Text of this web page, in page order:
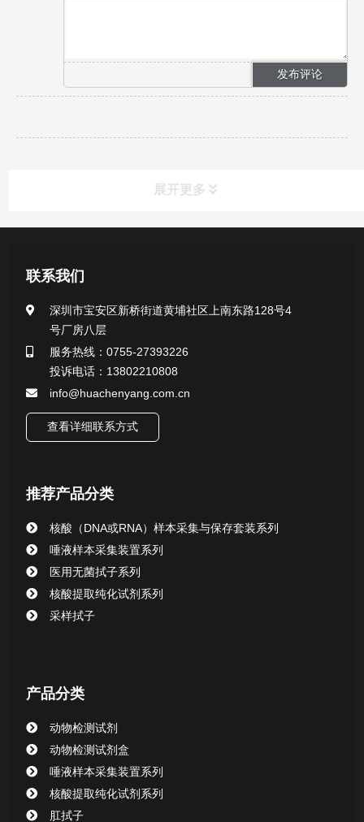
展开更多
行业新闻
联系我们
深圳市宝安区新桥街道黄埔社区上南东路128号4
号厂房八层
服务热线：0755-27393226
投诉电话：13802210808
info@huachenyang.com.cn
查看详细联系方式
推荐产品分类
核酸（DNA或RNA）样本采集与保存套装系列
唾液样本采集装置系列
医用无菌拭子系列
核酸提取纯化试剂系列
采样拭子
产品分类
动物检测试剂
动物检测试剂盒
唾液样本采集装置系列
核酸提取纯化试剂系列
肛拭子